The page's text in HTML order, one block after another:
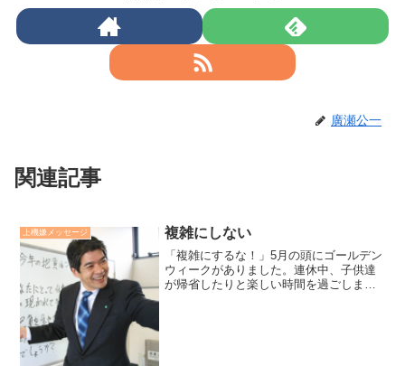
廣瀬公一
関連記事
上機嫌メッセージ 複雑にしない
「複雑にするな！」5月の頭にゴールデン
ウィークがありました。連休中、子供達
が帰省したりと楽しい時間を過ごしまし